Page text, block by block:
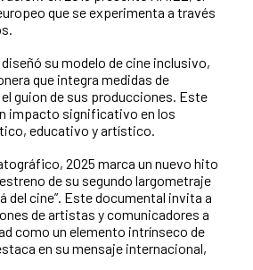
que se experimenta a través
su modelo de cine inclusivo,
que integra medidas de
guion de sus producciones. Este
impacto significativo en los
educativo y artístico.
2025 marca un nuevo hito
de su segundo largometraje
del cine”. Este documental invita a
de artistas y comunicadores a
como un elemento intrínseco de
en su mensaje internacional,